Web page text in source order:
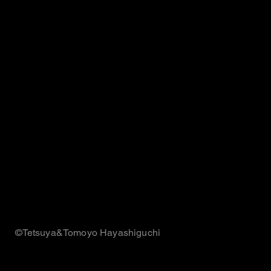
©︎Tetsuya&Tomoyo Hayashiguchi